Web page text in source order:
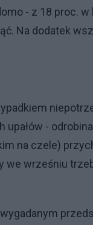
- z 18 proc. w
Na dodatek
-
na czele)
we wrześniu